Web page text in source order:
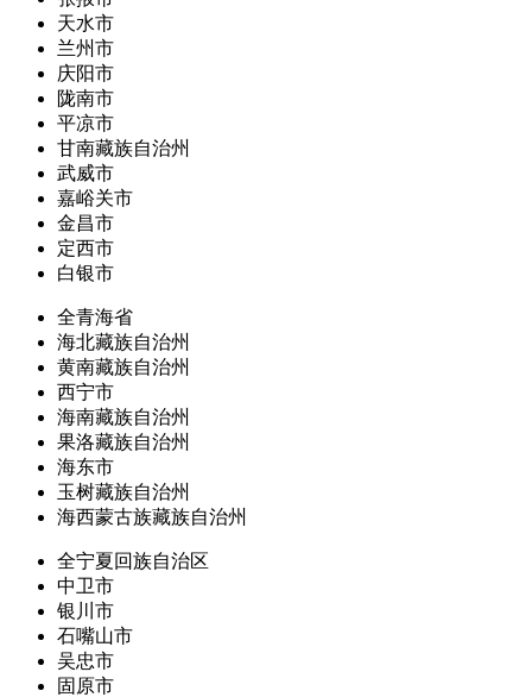
天水市
兰州市
庆阳市
陇南市
平凉市
甘南藏族自治州
武威市
嘉峪关市
金昌市
定西市
白银市
全青海省
海北藏族自治州
黄南藏族自治州
西宁市
海南藏族自治州
果洛藏族自治州
海东市
玉树藏族自治州
海西蒙古族藏族自治州
全宁夏回族自治区
中卫市
银川市
石嘴山市
吴忠市
固原市